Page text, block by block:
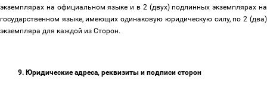
экземплярах на официальном языке и в 2 (двух) подлинных экземплярах на
государственном языке, имеющих одинаковую юридическую силу, по 2 (два)
экземпляра для каждой из Сторон.
9. Юридические адреса, реквизиты и подписи сторон